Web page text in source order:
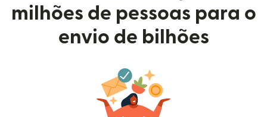
milhões de pessoas para o
envio de bilhões